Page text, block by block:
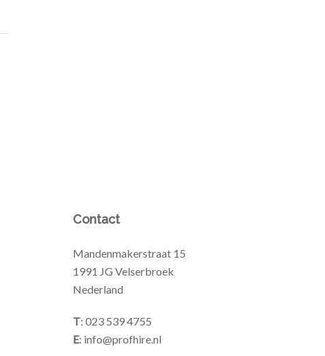
Contact
Mandenmakerstraat 15
1991 JG Velserbroek
Nederland
T: 023 539 4755
E: info@profhire.nl